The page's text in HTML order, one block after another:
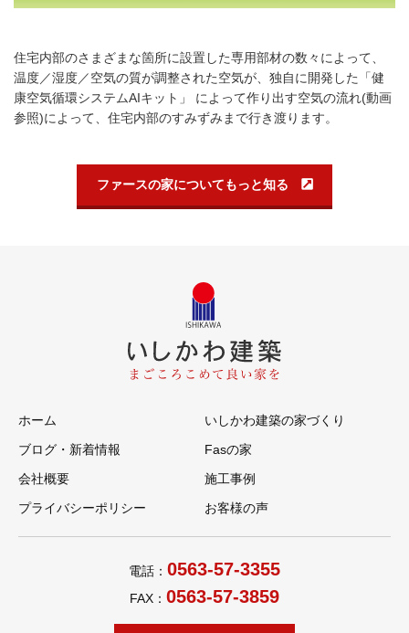
住宅内部のさまざまな箇所に設置した専用部材の数々によって、
温度／湿度／空気の質が調整された空気が、独自に開発した「健
康空気循環システムAIキット」 によって作り出す空気の流れ(動画
参照)によって、住宅内部のすみずみまで行き渡ります。
ファースの家についてもっと知る
電話： 0563-57-3355
FAX： 0563-57-3859
ホーム
いしかわ建築の家づくり
ブログ・新着情報
Fasの家
会社概要
施工事例
プライバシーポリシー
お客様の声